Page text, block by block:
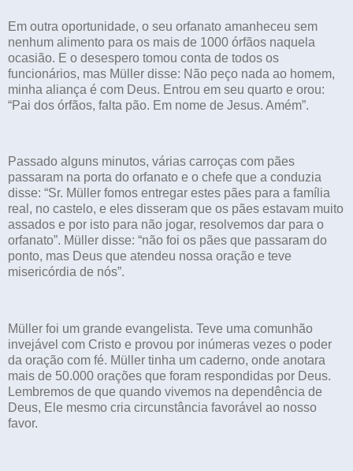
Em outra oportunidade, o seu orfanato amanheceu sem
nenhum alimento para os mais de 1000 órfãos naquela
ocasião. E o desespero tomou conta de todos os
funcionários, mas Müller disse: Não peço nada ao homem,
minha aliança é com Deus. Entrou em seu quarto e orou:
“Pai dos órfãos, falta pão. Em nome de Jesus. Amém”.
Passado alguns minutos, várias carroças com pães
passaram na porta do orfanato e o chefe que a conduzia
disse: “Sr. Müller fomos entregar estes pães para a família
real, no castelo, e eles disseram que os pães estavam muito
assados e por isto para não jogar, resolvemos dar para o
orfanato”. Müller disse: “não foi os pães que passaram do
ponto, mas Deus que atendeu nossa oração e teve
misericórdia de nós”.
Müller foi um grande evangelista. Teve uma comunhão
invejável com Cristo e provou por inúmeras vezes o poder
da oração com fé. Müller tinha um caderno, onde anotara
mais de 50.000 orações que foram respondidas por Deus.
Lembremos de que quando vivemos na dependência de
Deus, Ele mesmo cria circunstância favorável ao nosso
favor.